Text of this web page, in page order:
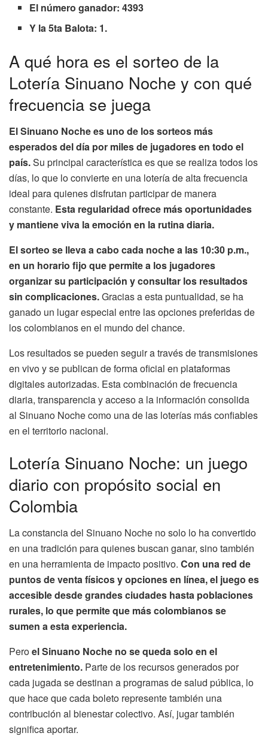
El número ganador: 4393
Y la 5ta Balota: 1.
A qué hora es el sorteo de la
Lotería Sinuano Noche y con qué
frecuencia se juega
El Sinuano Noche es uno de los sorteos más
esperados del día por miles de jugadores en todo el
país.Su principal característica es que se realiza todos los
días, lo que lo convierte en una lotería de alta frecuencia
ideal para quienes disfrutan participar de manera
constante. Esta regularidad ofrece más oportunidades
y mantiene viva la emoción en la rutina diaria.
El sorteo se lleva a cabo cada noche a las 10:30 p.m.,
en un horario fijo que permite a los jugadores
organizar su participación y consultar los resultados
sin complicaciones.Gracias a esta puntualidad, se ha
ganado un lugar especial entre las opciones preferidas de
los colombianos en el mundo del chance.
Los resultados se pueden seguir a través de transmisiones
en vivo y se publican de forma oficial en plataformas
digitales autorizadas. Esta combinación de frecuencia
diaria, transparencia y acceso a la información consolida
al Sinuano Noche como una de las loterías más confiables
en el territorio nacional.
Lotería Sinuano Noche: un juego
diario con propósito social en
Colombia
La constancia del Sinuano Noche no solo lo ha convertido
en una tradición para quienes buscan ganar, sino también
en una herramienta de impacto positivo. Con una red de
puntos de venta físicos y opciones en línea, el juego es
accesible desde grandes ciudades hasta poblaciones
rurales, lo que permite que más colombianos se
sumen a esta experiencia.
Peroel Sinuano Noche no se queda solo en el
entretenimiento. Parte de los recursos generados por
cada jugada se destinan a programas de salud pública, lo
que hace que cada boleto represente también una
contribución al bienestar colectivo. Así, jugar también
significa aportar.